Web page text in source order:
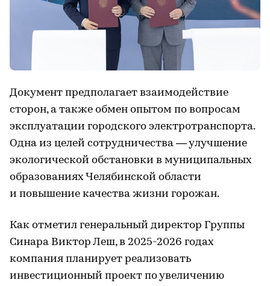
Документ предполагает взаимодействие
сторон, а также обмен опытом по вопросам
эксплуатации городского электротранспорта.
Одна из целей сотрудничества — улучшение
экологической обстановки в муниципальных
образованиях Челябинской области
и повышение качества жизни горожан.
Как отметил генеральный директор Группы
Синара Виктор Леш, в 2025-2026 годах
компания планирует реализовать
инвестиционный проект по увеличению